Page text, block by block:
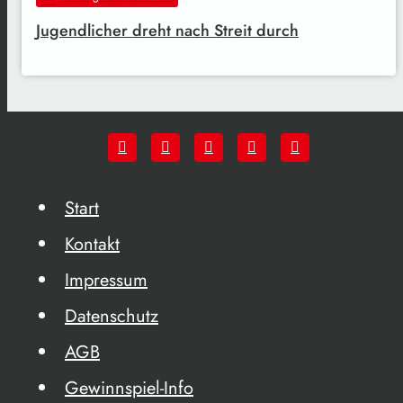
Jugendlicher dreht nach Streit durch
Start
Kontakt
Impressum
Datenschutz
AGB
Gewinnspiel-Info